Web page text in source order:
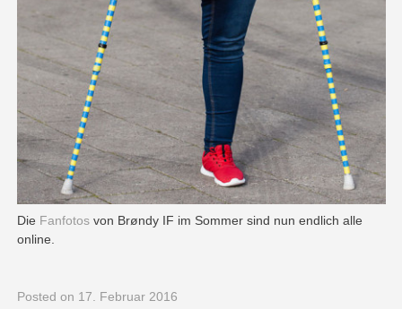
Die Fanfotosvon Brøndy IF im Sommer sind nun endlich alle
online.
Posted on 17. Februar 2016